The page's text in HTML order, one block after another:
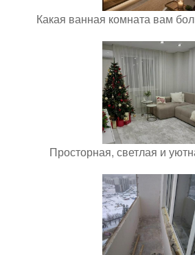
Какая ванная комната вам
Просторная, светлая и